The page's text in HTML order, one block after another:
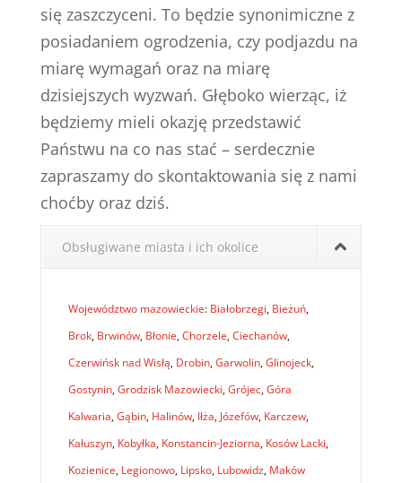
się zaszczyceni. To będzie synonimiczne z
posiadaniem ogrodzenia, czy podjazdu na
miarę wymagań oraz na miarę
dzisiejszych wyzwań. Głęboko wierząc, iż
będziemy mieli okazję przedstawić
Państwu na co nas stać – serdecznie
zapraszamy do skontaktowania się z nami
choćby oraz dziś.
Obsługiwane miasta i ich okolice
Województwo mazowieckie: Białobrzegi, Bieżuń,
Brok, Brwinów, Błonie, Chorzele, Ciechanów,
Czerwińsk nad Wisłą, Drobin, Garwolin, Glinojeck,
Gostynin, Grodzisk Mazowiecki, Grójec, Góra
Kalwaria, Gąbin, Halinów, Iłża, Józefów, Karczew,
Kałuszyn, Kobyłka, Konstancin-Jeziorna, Kosów Lacki,
Kozienice, Legionowo, Lipsko, Lubowidz, Maków